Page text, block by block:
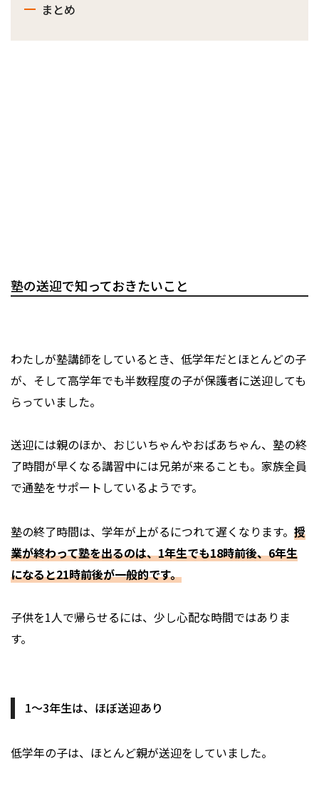
まとめ
塾の送迎で知っておきたいこと
わたしが塾講師をしているとき、低学年だとほとんどの子
が、そして高学年でも半数程度の子が保護者に送迎しても
らっていました。
送迎には親のほか、おじいちゃんやおばあちゃん、塾の終
了時間が早くなる講習中には兄弟が来ることも。家族全員
で通塾をサポートしているようです。
塾の終了時間は、学年が上がるにつれて遅くなります。 授
業が終わって塾を出るのは、1年生でも18時前後、6年生
になると21時前後が一般的です。
子供を1人で帰らせるには、少し心配な時間ではありま
す。
1～3年生は、ほぼ送迎あり
低学年の子は、ほとんど親が送迎をしていました。